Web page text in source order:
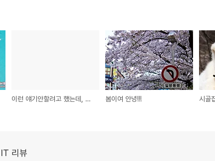
이런 얘기안할려고 했는데, 오해하지말고 잘들어... 봄이여 안녕!!! 시골
리뷰